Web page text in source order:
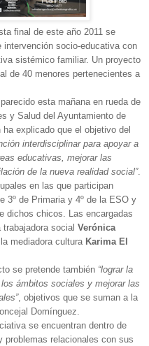
final de este año 2011 se
intervención socio-educativa con
sistémico familiar. Un proyecto
de 40 menores pertenecientes a
esta mañana en rueda de
y Salud del Ayuntamiento de
ha explicado que el objetivo del
interdisciplinar para apoyar a
educativas, mejorar las
de la nueva realidad social”.
en las que participan
3º de Primaria y 4º de la ESO y
dichos chicos. Las encargadas
social Verónica
mediadora culturaKarimaEl
se pretende también “lograr la
ámbitos sociales y mejorar las
, objetivos que se suman a la
Domínguez.
se encuentran dentro de
relacionales con sus